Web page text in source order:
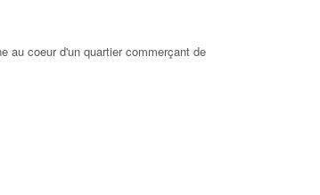
au coeur d'un quartier commerçant de